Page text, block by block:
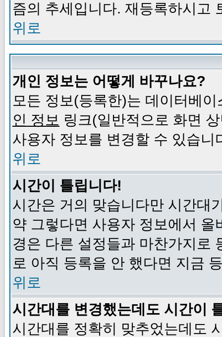
즘의 추세입니다. 재등록하시고
위로
개인 정보는 어떻게 바꾸나요?
모든 정보(등록한)는 데이터베
인 정보 링크(일반적으로 화면
사용자 정보를 변경할 수 있습니
위로
시간이 틀립니다!
시간은 거의 맞습니다만 시간대
약 그렇다면 사용자 정보에서
경은 다른 설정들과 마찬가지로
로 아직 등록을 안 했다면 지금
위로
시간대를 변경했는데도 시간이
시간대를 정확히 맞추었는데도